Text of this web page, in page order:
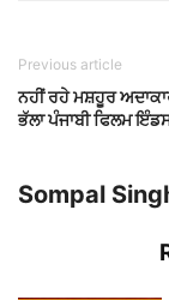
Previous article
ਨਹੀਂ ਰਹੇ ਮਸ਼ਹੂਰ
ਭੱਲਾ ਪੰਜਾਬੀ ਫਿਲਮ
Sompal